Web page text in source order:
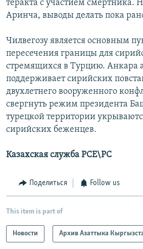
теракта с участием смертника.
Аринча, выводы делать пока
Чилвегозу является основным
пересечения границы для
стремящихся в Турцию. Анкара
поддерживает сирийских
двухлетнего вооруженного
свергнуть режим президента
турецкой территории
сирийских беженцев.
Казахская служба РСЕ\РС
Поделиться Follow us
This item is part of
Новости Архив Азаттыка